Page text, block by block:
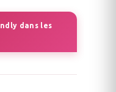
dans les